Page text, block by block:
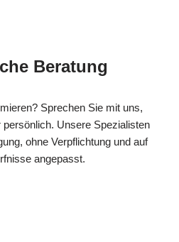
Beratung
Sprechen Sie mit uns,
Unsere Spezialisten
ohne Verpflichtung und auf
angepasst.